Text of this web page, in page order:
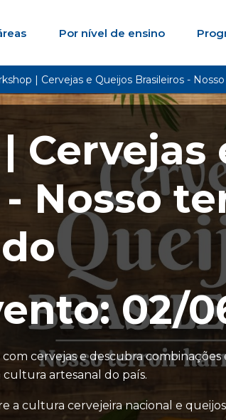
Por nível de ensino
| Cervejas e Queijos Brasileiros -
Cervejas
Nosso
02/
cervejas e descubra
artesanal do país.
a cultura cervejeira nacional e